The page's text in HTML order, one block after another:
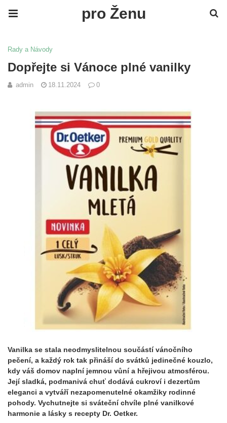
pro Ženu
Rady a Návody
Dopřejte si Vánoce plné vanilky
admin 18.11.2024 0
Vanilka se stala neodmyslitelnou součástí vánočního
pečení, a každý rok tak přináší do svátků jedinečné kouzlo,
kdy váš domov naplní jemnou vůní a hřejivou atmosférou.
Její sladká, podmanivá chuť dodává cukroví i dezertům
eleganci a vytváří nezapomenutelné okamžiky rodinné
pohody. Vychutnejte si sváteční chvíle plné vanilkové
harmonie a lásky s recepty Dr. Oetker.